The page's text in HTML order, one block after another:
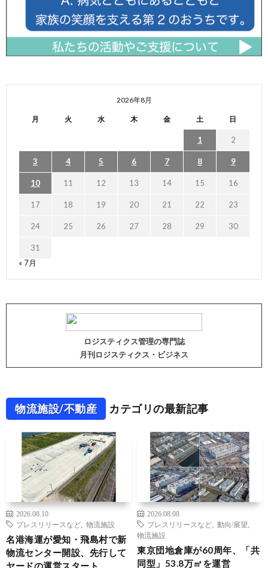
2026年8月
月 火 水 木 金 土 日
1 2
3 4 5 6 7 8 9
10 11 12 13 14 15 16
17 18 19 20 21 22 23
24 25 26 27 28 29 30
31
« 7月
ロジスティクス管理の専門誌
月刊ロジスティクス・ビジネス
物流施設/不動産 カテゴリの最新記事
2026.08.10
プレスリリースなど
物流施設
名港海運が愛知・飛島村で新
物流センター開設、先行して
ヤードの運営スタート
2026.08.08
プレスリリースなど
動向/展望
物流施設
東京団地倉庫が60周年、「共
同型」53.8万㎡を運営